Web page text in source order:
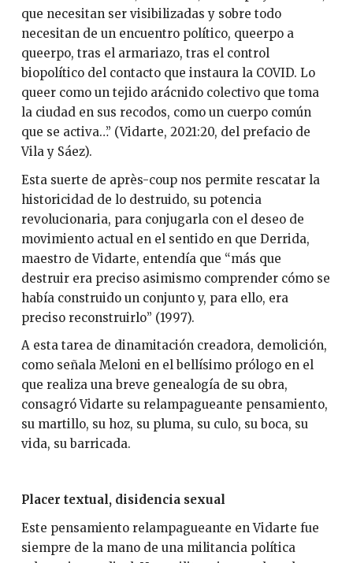
que necesitan ser visibilizadas y sobre todo
necesitan de un encuentro político, queerpo a
queerpo, tras el armariazo, tras el control
biopolítico del contacto que instaura la COVID. Lo
queer como un tejido arácnido colectivo que toma
la ciudad en sus recodos, como un cuerpo común
que se activa…” (Vidarte, 2021:20, del prefacio de
Vila y Sáez).
Esta suerte de après-coup nos permite rescatar la
historicidad de lo destruido, su potencia
revolucionaria, para conjugarla con el deseo de
movimiento actual en el sentido en que Derrida,
maestro de Vidarte, entendía que “más que
destruir era preciso asimismo comprender cómo se
había construido un conjunto y, para ello, era
preciso reconstruirlo” (1997).
A esta tarea de dinamitación creadora, demolición,
como señala Meloni en el bellísimo prólogo en el
que realiza una breve genealogía de su obra,
consagró Vidarte su relampagueante pensamiento,
su martillo, su hoz, su pluma, su culo, su boca, su
vida, su barricada.
Placer textual, disidencia sexual
Este pensamiento relampagueante en Vidarte fue
siempre de la mano de una militancia política